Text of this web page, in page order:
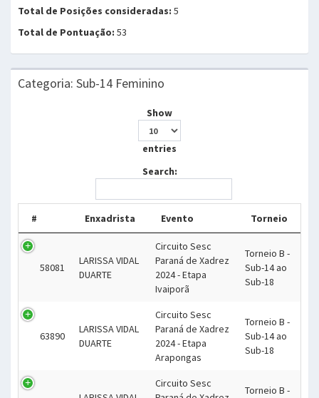
Total de Posições consideradas: 5
Total de Pontuação: 53
Categoria: Sub-14 Feminino
Show
entries
Search:
# Enxadrista Evento Torneio
58081
LARISSA VIDAL
DUARTE
Circuito Sesc
Paraná de Xadrez
2024 - Etapa
Ivaiporã
Torneio B -
Sub-14 ao
Sub-18
63890
LARISSA VIDAL
DUARTE
Circuito Sesc
Paraná de Xadrez
2024 - Etapa
Arapongas
Torneio B -
Sub-14 ao
Sub-18
Circuito Sesc
Torneio B -